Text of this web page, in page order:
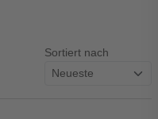
Sortiert nach